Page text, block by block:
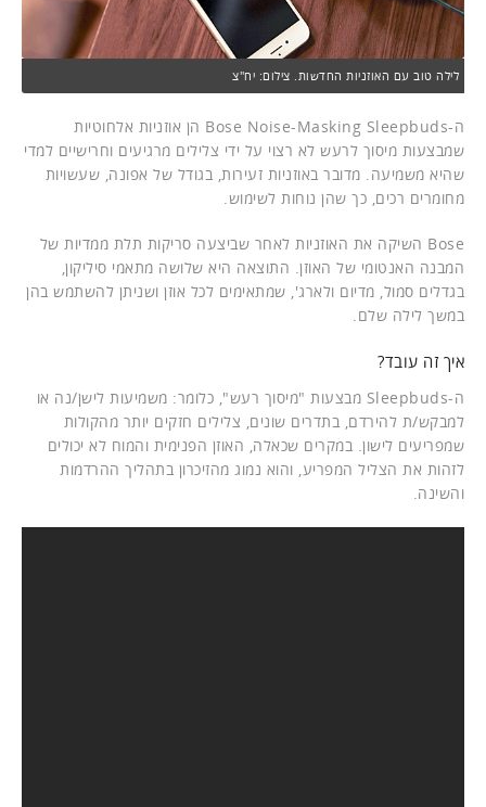
לילה טוב עם האוזניות החדשות. צילום: יח"צ
ה-Bose Noise-Masking Sleepbuds הן אוזניות אלחוטיות
שמבצעות מיסוך לרעש לא רצוי על ידי צלילים מרגיעים וחרישיים למדי
שהיא משמיעה. מדובר באוזניות זעירות, בגודל של אפונה, שעשויות
מחומרים רכים, כך שהן נוחות לשימוש.
Bose השיקה את האוזניות לאחר שביצעה סריקות תלת ממדיות של
המבנה האנטומי של האוזן. התוצאה היא שלושה מתאמי סיליקון,
בגדלים סמול, מדיום ולארג', שמתאימים לכל אוזן ושניתן להשתמש בהן
במשך לילה שלם.
איך זה עובד?
ה-Sleepbuds מבצעות "מיסוך רעש", כלומר: משמיעות לישן/נה או
למבקש/ת להירדם, בתדרים שונים, צלילים חזקים יותר מהקולות
שמפריעים לישון. במקרים שכאלה, האוזן הפנימית והמוח לא יכולים
לזהות את הצליל המפריע, והוא נמוג מהזיכרון בתהליך ההרדמות
והשינה.